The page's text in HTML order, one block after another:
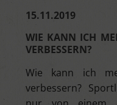
15.11.2019
WIE KANN ICH
VERBESSERN?
Wie kann ich
verbessern?